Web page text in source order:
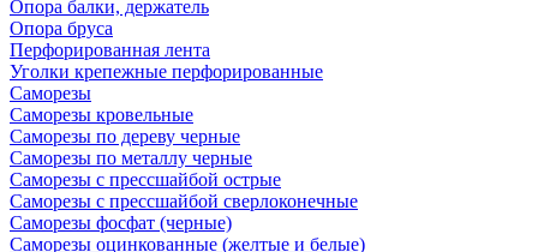
Опора балки, держатель
Опора бруса
Перфорированная лента
Уголки крепежные перфорированные
Саморезы
Саморезы кровельные
Саморезы по дереву черные
Саморезы по металлу черные
Саморезы с прессшайбой острые
Саморезы с прессшайбой сверлоконечные
Саморезы фосфат (черные)
Саморезы оцинкованные (желтые и белые)